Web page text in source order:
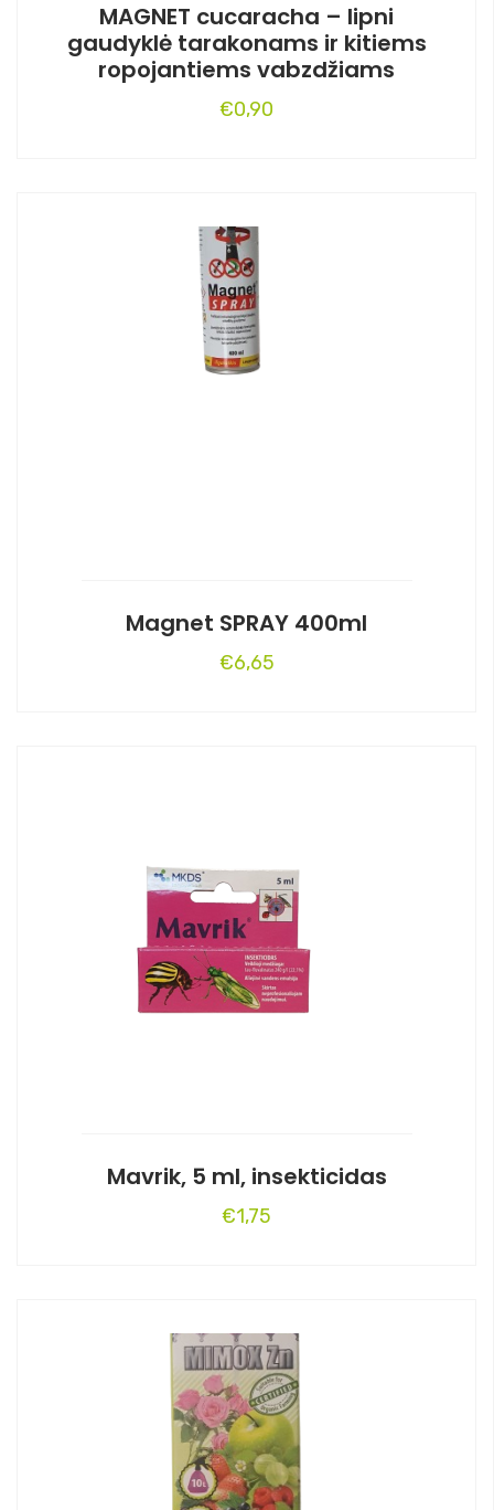
MAGNET cucaracha – lipni
gaudyklė tarakonams ir kitiems
ropojantiems vabzdžiams
€0,90
Magnet SPRAY 400ml
€6,65
Mavrik, 5 ml, insekticidas
€1,75